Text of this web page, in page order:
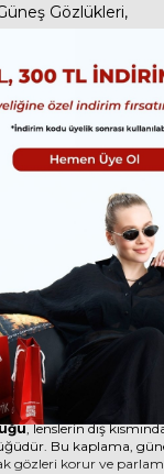
Gözlükleri,
Gözlüğü
Gözlükleri,
Gözlükleri,
,Siyah Güneş
,Sene Sonu
Tatil Öncesi Son
0101S 002/GS
Metal güneş gözlüğü,
bir aksesuar. Hem
gözlüğü, güneşin
stilinizi de yansıtır.
, lenslerin dış
Bu kaplama,
gözleri korur ve